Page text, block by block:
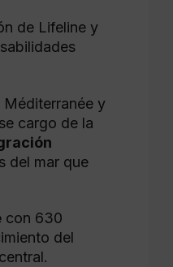
de Lifeline y
Méditerranée y
cargo de la
del mar que
con 630
del